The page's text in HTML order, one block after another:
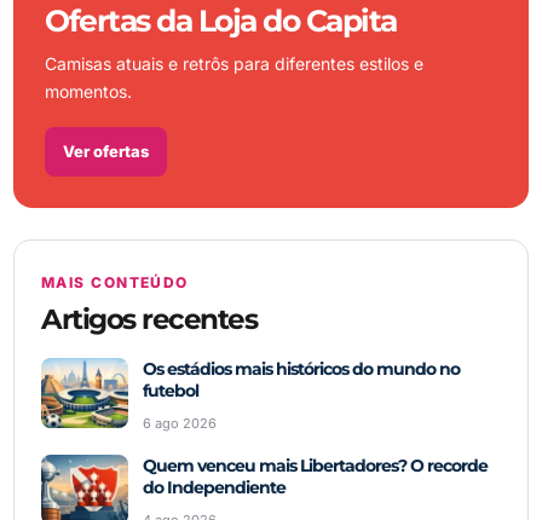
Ofertas da Loja do Capita
Camisas atuais e retrôs para diferentes estilos e
momentos.
Ver ofertas
MAIS CONTEÚDO
Artigos recentes
Os estádios mais históricos do mundo no
futebol
6 ago 2026
Quem venceu mais Libertadores? O recorde
do Independiente